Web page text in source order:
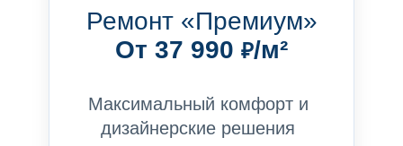
Ремонт «Премиум»
От 37 990 ₽/м²
Максимальный комфорт и
дизайнерские решения